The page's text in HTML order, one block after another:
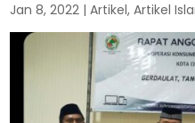
Jan 8, 2022 |Artikel,Artikel